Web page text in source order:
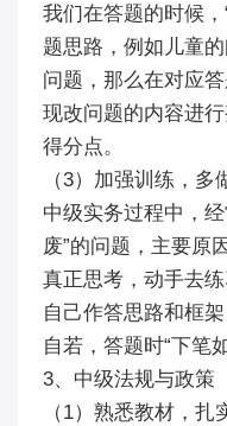
我们在答题的时候
题思路，例如儿童
问题，那么在对应
现改问题的内容进
得分点。
（3）加强训练，
中级实务过程中，
废”的问题，主要原
真正思考，动手去
自己作答思路和框
自若，答题时“下笔
3、中级法规与政策
（1）熟悉教材，